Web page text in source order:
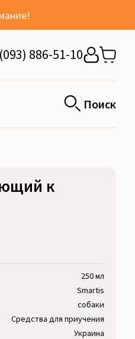
(093) 886-51-10
Поиск
к
250 мл
Smartis
собаки
Средства для приучения
Украина